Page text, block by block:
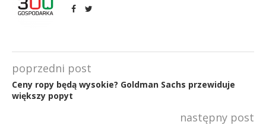
poprzedni post
Ceny ropy będą wysokie? Goldman Sachs przewiduje
większy popyt
następny post